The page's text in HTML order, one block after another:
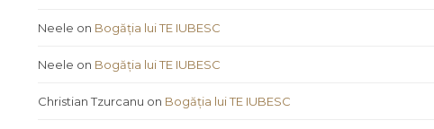
Neele on Bogăția lui TE IUBESC
Neele on Bogăția lui TE IUBESC
Christian Tzurcanu on Bogăția lui TE IUBESC